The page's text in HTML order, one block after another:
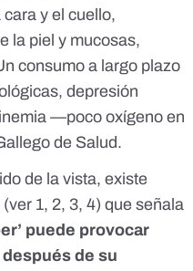
y el cuello,
la piel y mucosas,
consumo a largo plazo
depresión
—poco oxígeno en
de Salud.
de la vista, existe
(ver 1, 2, 3, 4) que señala
puede provocar
de su